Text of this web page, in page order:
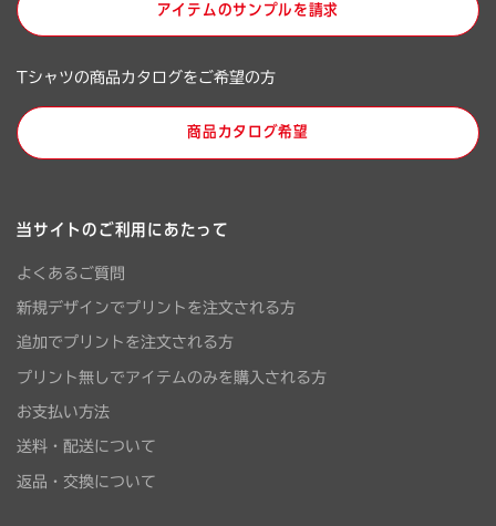
アイテムのサンプルを請求
Tシャツの商品カタログをご希望の方
商品カタログ希望
当サイトのご利用にあたって
よくあるご質問
新規デザインでプリントを注文される方
追加でプリントを注文される方
プリント無しでアイテムのみを購入される方
お支払い方法
送料・配送について
返品・交換について